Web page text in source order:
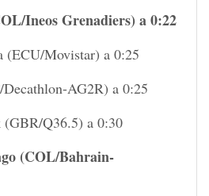
Ineos Grenadiers) a 0:22
(ECU/Movistar) a 0:25
AG2R) a 0:25
(GBR/Q36.5) a 0:30
(COL/Bahrain-